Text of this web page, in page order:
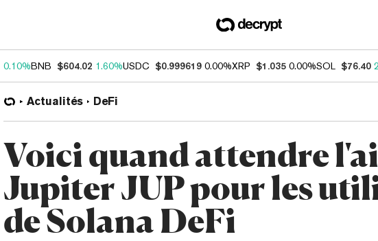
0.10%BNB $604.02 1.60%USDC $0.999619 0.00%XRP $1.035 0.00%SOL $76.40
Actualités DeFi
Voici quand attendre
Jupiter JUP pour les
de Solana DeFi